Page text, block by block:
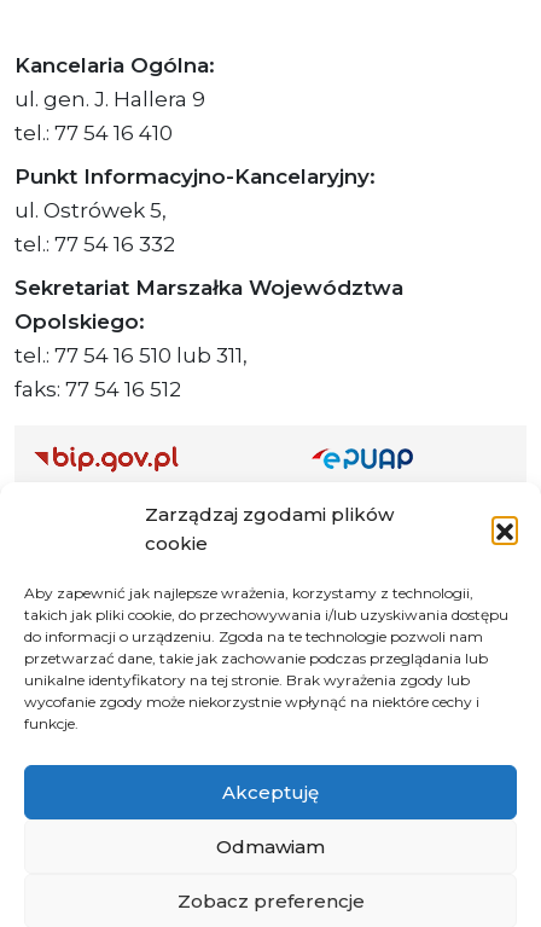
Zarządzaj zgodami plików
cookie
Aby zapewnić jak najlepsze wrażenia, korzystamy z technologii,
takich jak pliki cookie, do przechowywania i/lub uzyskiwania dostępu
do informacji o urządzeniu. Zgoda na te technologie pozwoli nam
przetwarzać dane, takie jak zachowanie podczas przeglądania lub
unikalne identyfikatory na tej stronie. Brak wyrażenia zgody lub
wycofanie zgody może niekorzystnie wpłynąć na niektóre cechy i
funkcje.
Akceptuję
Odmawiam
Zobacz preferencje
Kancelaria Ogólna:
ul. gen. J. Hallera 9
tel.: 77 54 16 410
Punkt Informacyjno-Kancelaryjny:
ul. Ostrówek 5,
tel.: 77 54 16 332
Sekretariat Marszałka Województwa
Opolskiego:
tel.: 77 54 16 510 lub 311,
faks: 77 54 16 512
Adres ePUAP Urzędu: /q877fxtk55/SkrytkaESP
Adres do e-Doręczeń
Polityka prywatności
Klauzula informacyjna RODO
© 2026 Samorząd Województwa Opolskiego